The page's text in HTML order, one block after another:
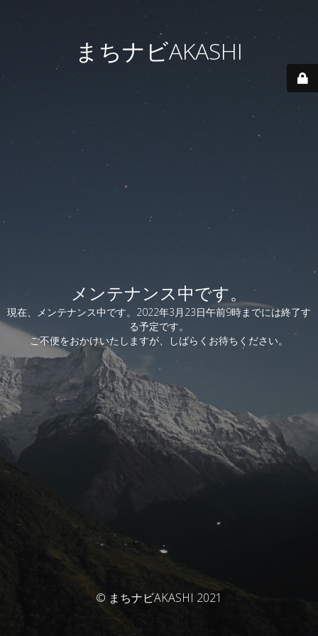
まちナビAKASHI
メンテナンス中です。
現在、メンテナンス中です。2022年3月23日午前9時までには終了す
る予定です。
ご不便をおかけいたしますが、しばらくお待ちください。
© まちナビAKASHI 2021